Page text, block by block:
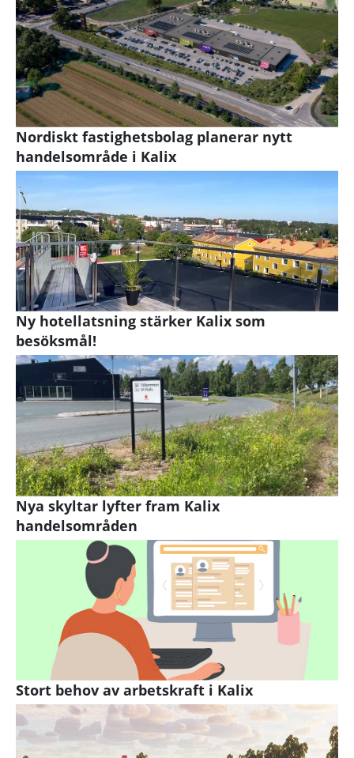
Nordiskt fastighetsbolag planerar nytt
handelsområde i Kalix
Ny hotellatsning stärker Kalix som
besöksmål!
Nya skyltar lyfter fram Kalix
handelsområden
Stort behov av arbetskraft i Kalix